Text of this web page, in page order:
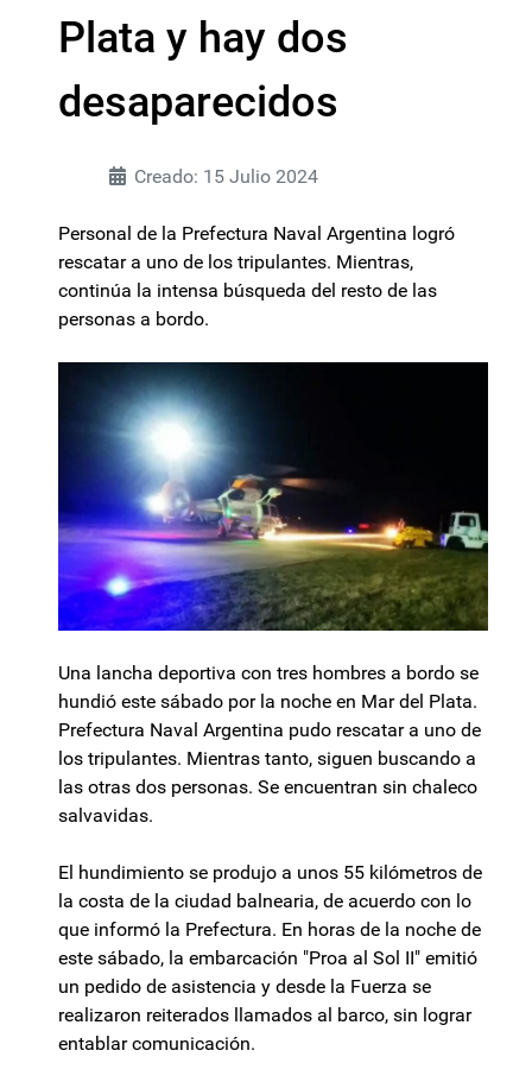
Plata y hay dos
desaparecidos
Creado: 15 Julio 2024
Personal de la Prefectura Naval Argentina logró
rescatar a uno de los tripulantes. Mientras,
continúa la intensa búsqueda del resto de las
personas a bordo.
Una lancha deportiva con tres hombres a bordo se
hundió este sábado por la noche en Mar del Plata.
Prefectura Naval Argentina pudo rescatar a uno de
los tripulantes. Mientras tanto, siguen buscando a
las otras dos personas. Se encuentran sin chaleco
salvavidas.
El hundimiento se produjo a unos 55 kilómetros de
la costa de la ciudad balnearia, de acuerdo con lo
que informó la Prefectura. En horas de la noche de
este sábado, la embarcación "Proa al Sol II" emitió
un pedido de asistencia y desde la Fuerza se
realizaron reiterados llamados al barco, sin lograr
entablar comunicación.